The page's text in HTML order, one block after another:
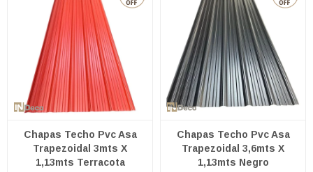
Chapas Techo Pvc Asa
Trapezoidal 3mts X
1,13mts Terracota
Chapas Techo Pvc Asa
Trapezoidal 3,6mts X
1,13mts Negro